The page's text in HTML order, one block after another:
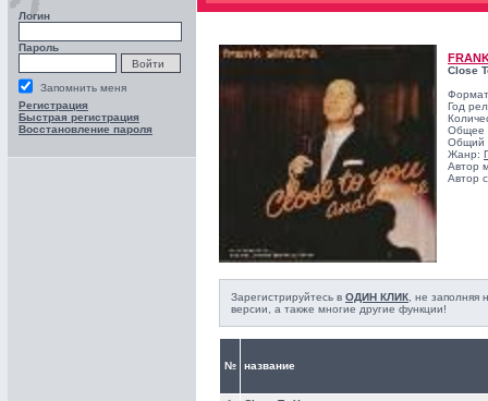
Логин
Пароль
Запомнить меня
Регистрация
Быстрая регистрация
Восстановление пароля
Close
Год
Общее
Общий
Жанр:
Автор
Автор
Зарегистрируйтесь в ОДИН КЛИК , не
версии, а также многие другие функции!
№ название